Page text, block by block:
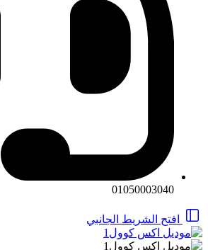
01050003040
افتح الشريط الجانبي